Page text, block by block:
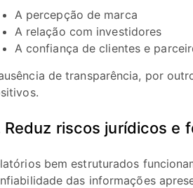
A percepção de marca
A relação com investidores
A confiança de clientes e
de transparência, por
Reduz riscos jurídicos e
bem estruturados
das informações